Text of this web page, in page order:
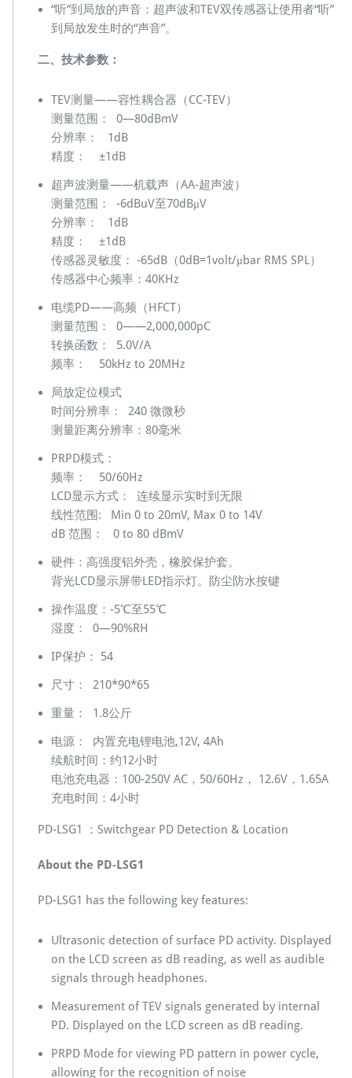
“听”到局放的声音：超声波和TEV双传感器让使用者“听”
到局放发生时的“声音”。
二、技术参数：
TEV测量——容性耦合器（CC-TEV）
测量范围： 0—80dBmV
分辨率： 1dB
精度： ±1dB
超声波测量——机载声（AA-超声波）
测量范围： -6dBuV至70dBμV
分辨率： 1dB
精度： ±1dB
传感器灵敏度： -65dB（0dB=1volt/μbar RMS SPL）
传感器中心频率：40KHz
电缆PD——高频（HFCT）
测量范围： 0——2,000,000pC
转换函数： 5.0V/A
频率： 50kHz to 20MHz
局放定位模式
时间分辨率： 240 微微秒
测量距离分辨率：80毫米
PRPD模式：
频率： 50/60Hz
LCD显示方式： 连续显示实时到无限
线性范围: Min 0 to 20mV, Max 0 to 14V
dB 范围： 0 to 80 dBmV
硬件：高强度铝外壳，橡胶保护套。
背光LCD显示屏带LED指示灯。防尘防水按键
操作温度：-5℃至55℃
湿度： 0—90%RH
IP保护： 54
尺寸： 210*90*65
重量： 1.8公斤
电源： 内置充电锂电池,12V, 4Ah
续航时间：约12小时
电池充电器：100-250V AC，50/60Hz， 12.6V，1.65A
充电时间：4小时
PD-LSG1 ：Switchgear PD Detection & Location
About the PD-LSG1
PD-LSG1 has the following key features:
Ultrasonic detection of surface PD activity. Displayed
on the LCD screen as dB reading, as well as audible
signals through headphones.
Measurement of TEV signals generated by internal
PD. Displayed on the LCD screen as dB reading.
PRPD Mode for viewing PD pattern in power cycle,
allowing for the recognition of noise